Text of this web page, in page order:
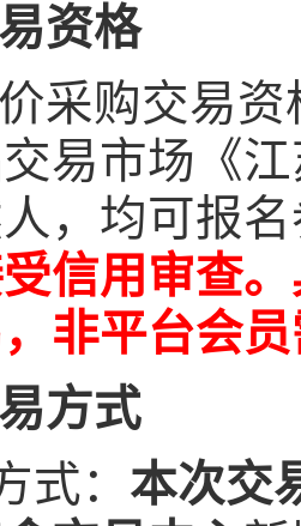
资格
采购交易
易市场《
，均可报
信用审查
非平台会
方式
式： 本次交